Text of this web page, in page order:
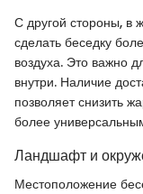
С другой стороны, в
сделать беседку
воздуха. Это важно
внутри. Наличие
позволяет снизить
более
Ландшафт и
Местоположение